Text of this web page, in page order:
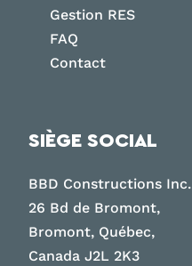
Gestion RES
FAQ
Contact
SIÈGE SOCIAL
BBD Constructions Inc.
26 Bd de Bromont,
Bromont, Québec,
Canada J2L 2K3